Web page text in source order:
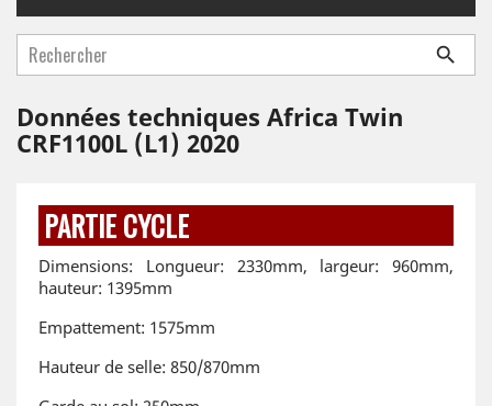

Données techniques Africa Twin
CRF1100L (L1) 2020
PARTIE CYCLE
Dimensions: Longueur: 2330mm, largeur: 960mm,
hauteur: 1395mm
Empattement: 1575mm
Hauteur de selle: 850/870mm